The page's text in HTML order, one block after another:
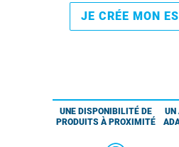
JE CRÉE MON
UNE DISPONIBILITÉ DE
PRODUITS À PROXIMITÉ
UN